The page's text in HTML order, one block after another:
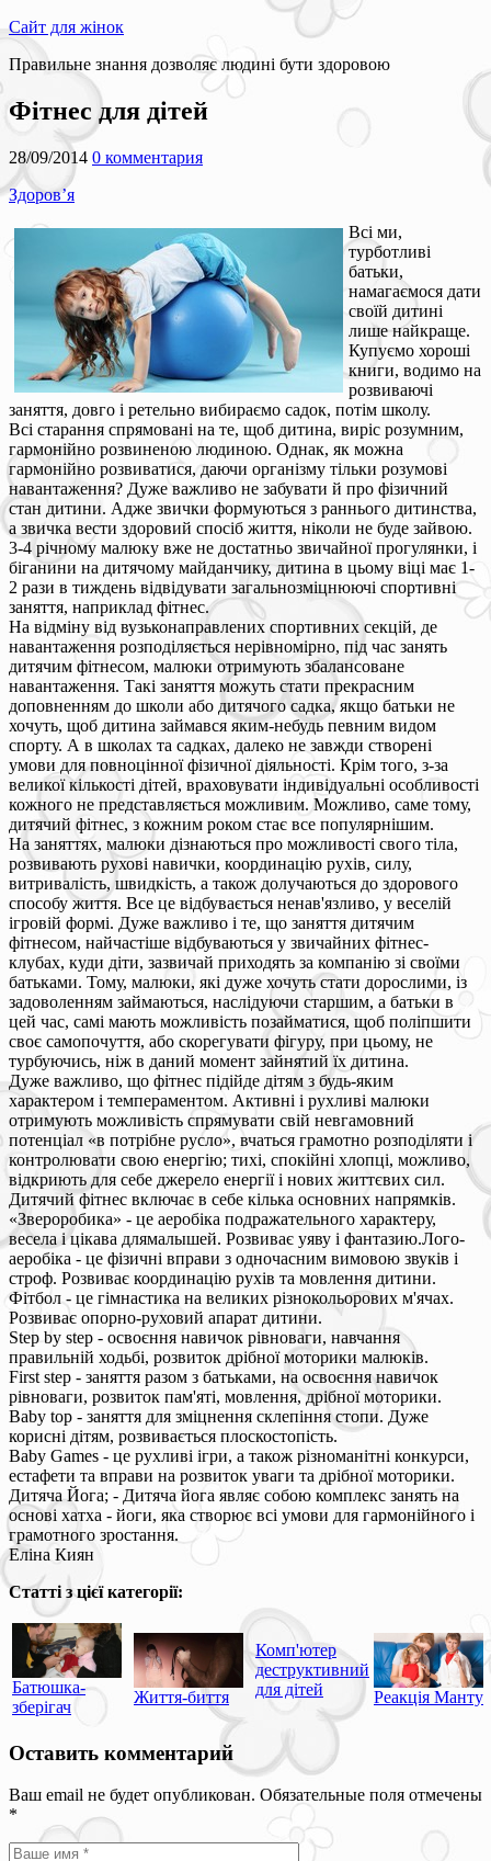
Сайт для жінок
Правильне знання дозволяє людині бути здоровою
Фітнес для дітей
28/09/2014 0 комментария
Здоров’я
Всі ми,
турботливі
батьки,
намагаємося дати
своїй дитині
лише найкраще.
Купуємо хороші
книги, водимо на
розвиваючі
заняття, довго і ретельно вибираємо садок, потім школу.
Всі старання спрямовані на те, щоб дитина, виріс розумним,
гармонійно розвиненою людиною. Однак, як можна
гармонійно розвиватися, даючи організму тільки розумові
навантаження? Дуже важливо не забувати й про фізичний
стан дитини. Адже звички формуються з раннього дитинства,
а звичка вести здоровий спосіб життя, ніколи не буде зайвою.
3-4 річному малюку вже не достатньо звичайної прогулянки, і
біганини на дитячому майданчику, дитина в цьому віці має 1-
2 рази в тиждень відвідувати загальнозміцнюючі спортивні
заняття, наприклад фітнес.
На відміну від вузьконаправлених спортивних секцій, де
навантаження розподіляється нерівномірно, під час занять
дитячим фітнесом, малюки отримують збалансоване
навантаження. Такі заняття можуть стати прекрасним
доповненням до школи або дитячого садка, якщо батьки не
хочуть, щоб дитина займався яким-небудь певним видом
спорту. А в школах та садках, далеко не завжди створені
умови для повноцінної фізичної діяльності. Крім того, з-за
великої кількості дітей, враховувати індивідуальні особливості
кожного не представляється можливим. Можливо, саме тому,
дитячий фітнес, з кожним роком стає все популярнішим.
На заняттях, малюки дізнаються про можливості свого тіла,
розвивають рухові навички, координацію рухів, силу,
витривалість, швидкість, а також долучаються до здорового
способу життя. Все це відбувається ненав'язливо, у веселій
ігровій формі. Дуже важливо і те, що заняття дитячим
фітнесом, найчастіше відбуваються у звичайних фітнес-
клубах, куди діти, зазвичай приходять за компанію зі своїми
батьками. Тому, малюки, які дуже хочуть стати дорослими, із
задоволенням займаються, наслідуючи старшим, а батьки в
цей час, самі мають можливість позайматися, щоб поліпшити
своє самопочуття, або скорегувати фігуру, при цьому, не
турбуючись, ніж в даний момент зайнятий їх дитина.
Дуже важливо, що фітнес підійде дітям з будь-яким
характером і темпераментом. Активні і рухливі малюки
отримують можливість спрямувати свій невгамовний
потенціал «в потрібне русло», вчаться грамотно розподіляти і
контролювати свою енергію; тихі, спокійні хлопці, можливо,
відкриють для себе джерело енергії і нових життєвих сил.
Дитячий фітнес включає в себе кілька основних напрямків.
«Звероробика» - це аеробіка подражательного характеру,
весела і цікава длямалышей. Розвиває уяву і фантазию.Лого-
аеробіка - це фізичні вправи з одночасним вимовою звуків і
строф. Розвиває координацію рухів та мовлення дитини.
Фітбол - це гімнастика на великих різнокольорових м'ячах.
Розвиває опорно-руховий апарат дитини.
Step by step - освоєння навичок рівноваги, навчання
правильній ходьбі, розвиток дрібної моторики малюків.
First step - заняття разом з батьками, на освоєння навичок
рівноваги, розвиток пам'яті, мовлення, дрібної моторики.
Baby top - заняття для зміцнення склепіння стопи. Дуже
корисні дітям, розвивається плоскостопість.
Baby Games - це рухливі ігри, а також різноманітні конкурси,
естафети та вправи на розвиток уваги та дрібної моторики.
Дитяча Йога; - Дитяча йога являє собою комплекс занять на
основі хатха - йоги, яка створює всі умови для гармонійного і
грамотного зростання.
Еліна Киян
Статті з цієї категорії:
Батюшка-
зберігач
Життя-биття
Комп'ютер
деструктивний
для дітей
Реакція Манту
Оставить комментарий
Ваш email не будет опубликован. Обязательные поля отмечены
*